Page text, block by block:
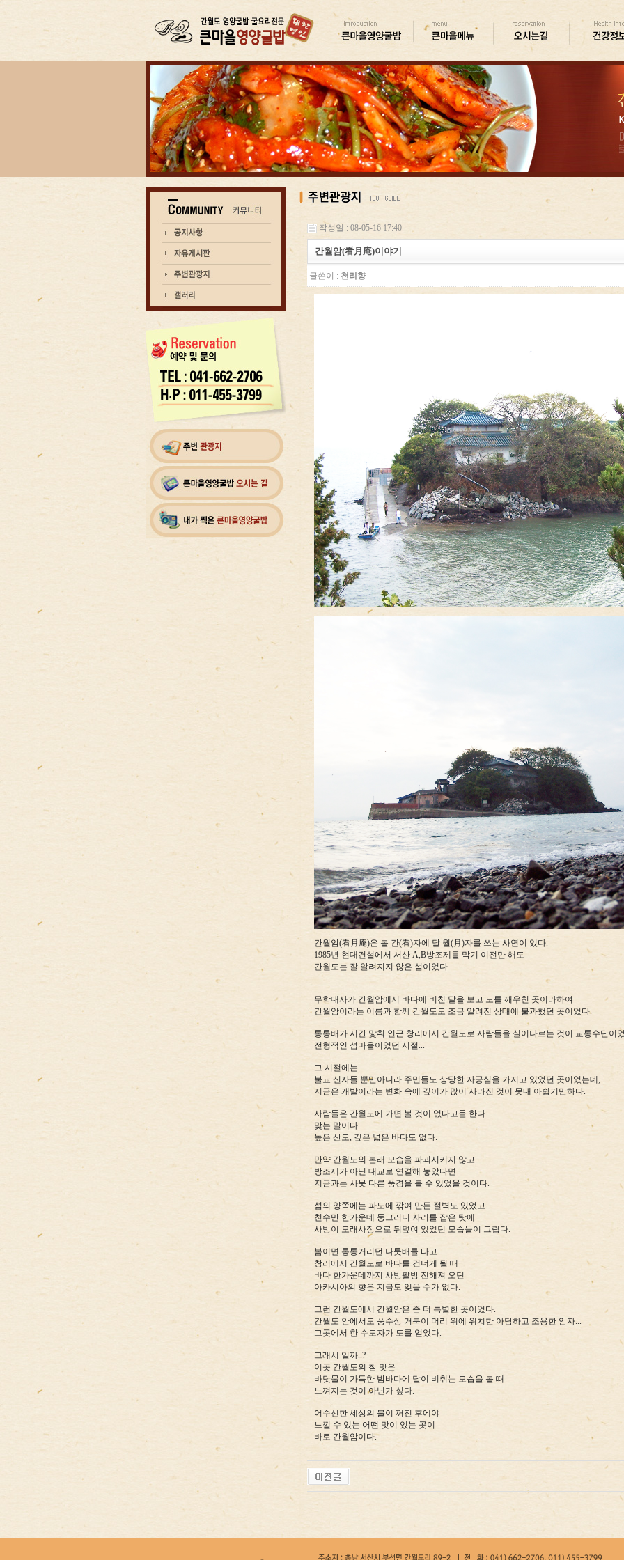
작성일 : 08-05-16 17:40
간월암(看月庵)이야기
글쓴이 : 천리향
간월암(看月庵)은 볼 간(看)자에 달 월(月)자를 쓰는 사연이 있다.
1985년 현대건설에서 서산 A,B방조제를 막기 이전만 해도
간월도는 잘 알려지지 않은 섬이었다.
무학대사가 간월암에서 바다에 비친 달을 보고 도를 깨우친 곳이라하여
간월암이라는 이름과 함께 간월도도 조금 알려진 상태에 불과했던 곳이었다.
통통배가 시간 맟춰 인근 창리에서 간월도로 사람들을 실어나르는 것이 교통수단이
전형적인 섬마을이었던 시절...
그 시절에는
불교 신자들 뿐만아니라 주민들도 상당한 자긍심을 가지고 있었던 곳이었는데,
지금은 개발이라는 변화 속에 깊이가 많이 사라진 것이 못내 아쉽기만하다.
사람들은 간월도에 가면 볼 것이 없다고들 한다.
맞는 말이다.
높은 산도, 깊은 넓은 바다도 없다.
만약 간월도의 본래 모습을 파괴시키지 않고
방조제가 아닌 대교로 연결해 놓았다면
지금과는 사뭇 다른 풍경을 볼 수 있었을 것이다.
섬의 양쪽에는 파도에 깎여 만든 절벽도 있었고
천수만 한가운데 둥그러니 자리를 잡은 탓에
사방이 모래사장으로 뒤덮여 있었던 모습들이 그립다.
봄이면 통통거리던 나룻배를 타고
창리에서 간월도로 바다를 건너게 될 때
바다 한가운데까지 사방팔방 전해져 오던
아카시아의 향은 지금도 잊을 수가 없다.
그런 간월도에서 간월암은 좀 더 특별한 곳이었다.
간월도 안에서도 풍수상 거북이 머리 위에 위치한 아담하고 조용한 암자...
그곳에서 한 수도자가 도를 얻었다.
그래서 일까..?
이곳 간월도의 참 맛은
바닷물이 가득한 밤바다에 달이 비취는 모습을 볼 때
느껴지는 것이 아닌가 싶다.
어수선한 세상의 불이 꺼진 후에야
느낄 수 있는 어떤 맛이 있는 곳이
바로 간월암이다.